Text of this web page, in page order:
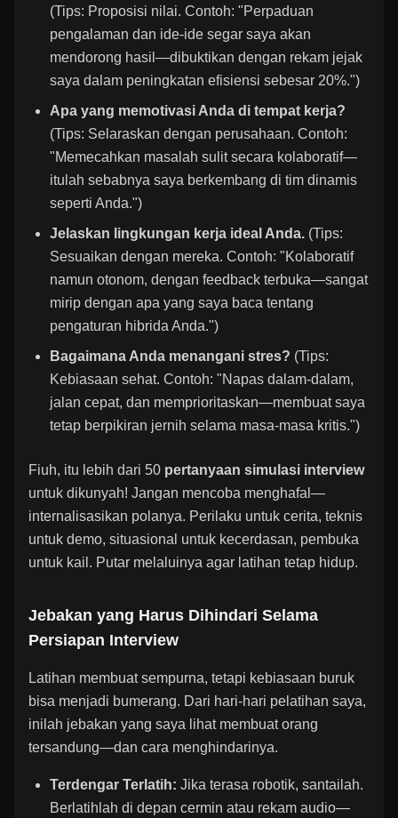
(Tips: Proposisi nilai. Contoh: "Perpaduan
pengalaman dan ide-ide segar saya akan
mendorong hasil—dibuktikan dengan rekam jejak
saya dalam peningkatan efisiensi sebesar 20%.")
Apa yang memotivasi Anda di tempat kerja?
(Tips: Selaraskan dengan perusahaan. Contoh:
"Memecahkan masalah sulit secara kolaboratif—
itulah sebabnya saya berkembang di tim dinamis
seperti Anda.")
Jelaskan lingkungan kerja ideal Anda. (Tips:
Sesuaikan dengan mereka. Contoh: "Kolaboratif
namun otonom, dengan feedback terbuka—sangat
mirip dengan apa yang saya baca tentang
pengaturan hibrida Anda.")
Bagaimana Anda menangani stres? (Tips:
Kebiasaan sehat. Contoh: "Napas dalam-dalam,
jalan cepat, dan memprioritaskan—membuat saya
tetap berpikiran jernih selama masa-masa kritis.")
Fiuh, itu lebih dari 50 pertanyaan simulasi interview
untuk dikunyah! Jangan mencoba menghafal—
internalisasikan polanya. Perilaku untuk cerita, teknis
untuk demo, situasional untuk kecerdasan, pembuka
untuk kail. Putar melaluinya agar latihan tetap hidup.
Jebakan yang Harus Dihindari Selama
Persiapan Interview
Latihan membuat sempurna, tetapi kebiasaan buruk
bisa menjadi bumerang. Dari hari-hari pelatihan saya,
inilah jebakan yang saya lihat membuat orang
tersandung—dan cara menghindarinya.
Terdengar Terlatih: Jika terasa robotik, santailah.
Berlatihlah di depan cermin atau rekam audio—